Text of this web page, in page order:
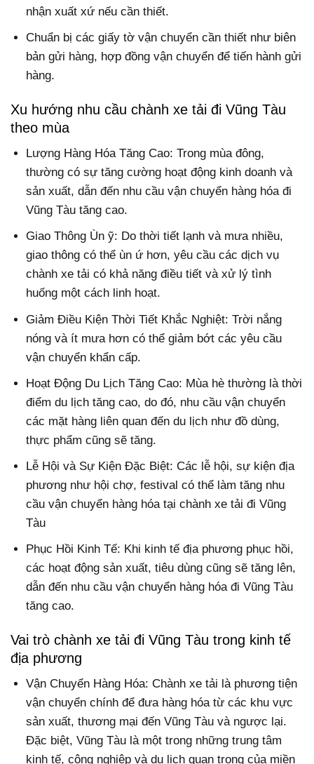
nhận xuất xứ nếu cần thiết.
Chuẩn bị các giấy tờ vận chuyển cần thiết như biên
bản gửi hàng, hợp đồng vận chuyển để tiến hành gửi
hàng.
Xu hướng nhu cầu chành xe tải đi Vũng Tàu
theo mùa
Lượng Hàng Hóa Tăng Cao: Trong mùa đông,
thường có sự tăng cường hoạt động kinh doanh và
sản xuất, dẫn đến nhu cầu vận chuyển hàng hóa đi
Vũng Tàu tăng cao.
Giao Thông Ùn ỹ: Do thời tiết lạnh và mưa nhiều,
giao thông có thể ùn ứ hơn, yêu cầu các dịch vụ
chành xe tải có khả năng điều tiết và xử lý tình
huống một cách linh hoạt.
Giảm Điều Kiện Thời Tiết Khắc Nghiệt: Trời nắng
nóng và ít mưa hơn có thể giảm bớt các yêu cầu
vận chuyển khẩn cấp.
Hoạt Động Du Lịch Tăng Cao: Mùa hè thường là thời
điểm du lịch tăng cao, do đó, nhu cầu vận chuyển
các mặt hàng liên quan đến du lịch như đồ dùng,
thực phẩm cũng sẽ tăng.
Lễ Hội và Sự Kiện Đặc Biệt: Các lễ hội, sự kiện địa
phương như hội chợ, festival có thể làm tăng nhu
cầu vận chuyển hàng hóa tại chành xe tải đi Vũng
Tàu
Phục Hồi Kinh Tế: Khi kinh tế địa phương phục hồi,
các hoạt động sản xuất, tiêu dùng cũng sẽ tăng lên,
dẫn đến nhu cầu vận chuyển hàng hóa đi Vũng Tàu
tăng cao.
Vai trò chành xe tải đi Vũng Tàu trong kinh tế
địa phương
Vận Chuyển Hàng Hóa: Chành xe tải là phương tiện
vận chuyển chính để đưa hàng hóa từ các khu vực
sản xuất, thương mại đến Vũng Tàu và ngược lại.
Đặc biệt, Vũng Tàu là một trong những trung tâm
kinh tế, công nghiệp và du lịch quan trọng của miền